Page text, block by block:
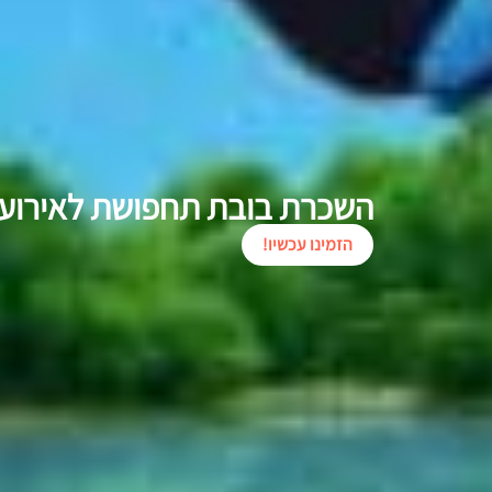
השכרת בובת תחפושת
הזמינו עכשיו!